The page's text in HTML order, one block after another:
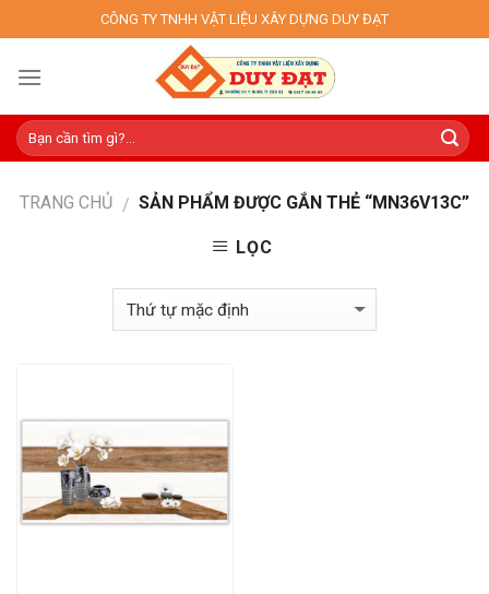
to
content
CÔNG TY TNHH VẬT LIỆU XÂY DỰNG DUY ĐẠT
TRANG CHỦ / SẢN PHẨM ĐƯỢC GẮN THẺ “MN36V13C”
LỌC